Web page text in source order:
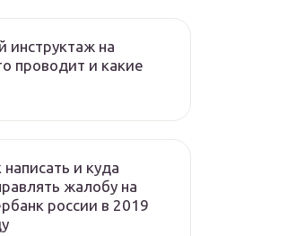
инструктаж на
проводит и какие
написать и куда
жалобу на
россии в 2019